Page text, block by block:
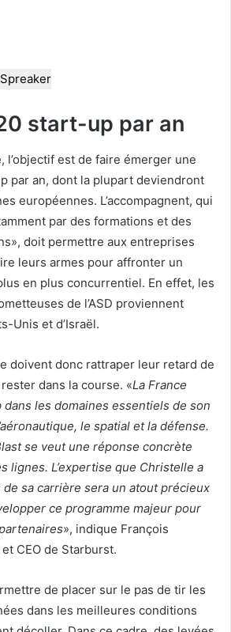
start-up par an
l’objectif est de faire émerger une
par an, dont la plupart deviendront
européennes. L’accompagnent, qui
par des formations et des
doit permettre aux entreprises
leurs armes pour affronter un
en plus concurrentiel. En effet, les
de l’ASD proviennent
Unis et d’Israël.
doivent donc rattraper leur retard de
dans la course. «La France
les domaines essentiels de son
le spatial et la défense.
se veut une réponse concrète
lignes. L’expertise que Christelle a
sa carrière sera un atout précieux
ce programme majeur pour
», indique François
CEO de Starburst.
de placer sur le pas de tir les
dans les meilleures conditions